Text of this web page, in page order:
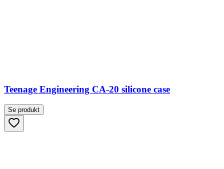
Teenage Engineering CA-20 silicone case
Se produkt